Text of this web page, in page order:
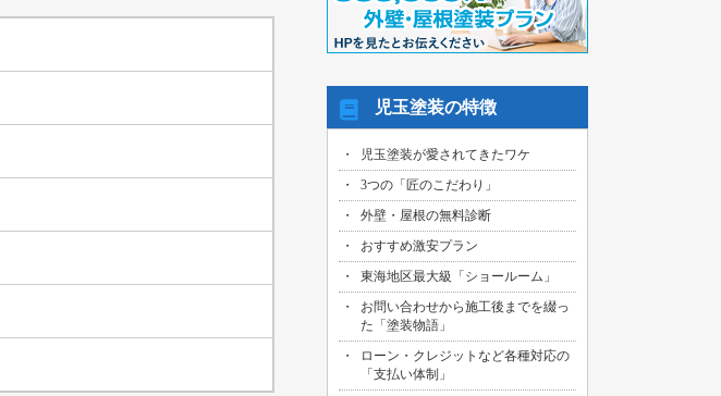
2026/08/01
名古屋市中川区のお客様より、雨漏れ修
2026/08/01
名古屋市名東区のお客様より、換気ファ
2026/08/01
名古屋市東区のお客様より、外壁その他
塗装工事の御見積依頼を頂きました！
2026/08/01
名古屋市天白区のお客様より、屋根外壁
その他塗装、ベランダ防水工事の御見積
依頼を頂きました！
2026/07/31
名古屋市東区のお客様より、原状回復工
事の御見積依頼を頂きました！
児玉塗装の特徴
児玉塗装が愛されてきたワケ
3つの「匠のこだわり」
外壁・屋根の無料診断
おすすめ激安プラン
東海地区最大級「ショールーム」
お問い合わせから施工後までを綴っ
た「塗装物語」
ローン・クレジットなど各種対応の
「支払い体制」